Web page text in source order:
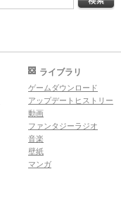
ライブラリ
ゲームダウンロード
アップデートヒストリー
動画
ファンタジーラジオ
音楽
壁紙
マンガ